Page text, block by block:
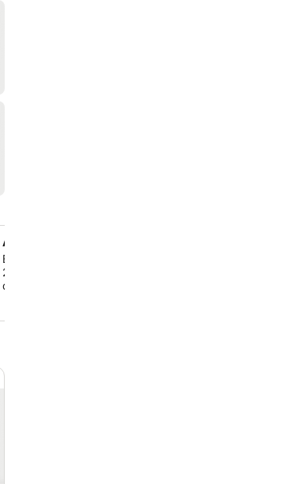
Acesso à pitoresca Galaxidi
Explore a charmosa cidade costeira de Galaxidi,
24 km da propriedade, perfeita para um passeio
dia.